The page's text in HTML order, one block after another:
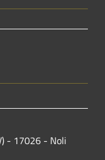
- 17026 - Noli